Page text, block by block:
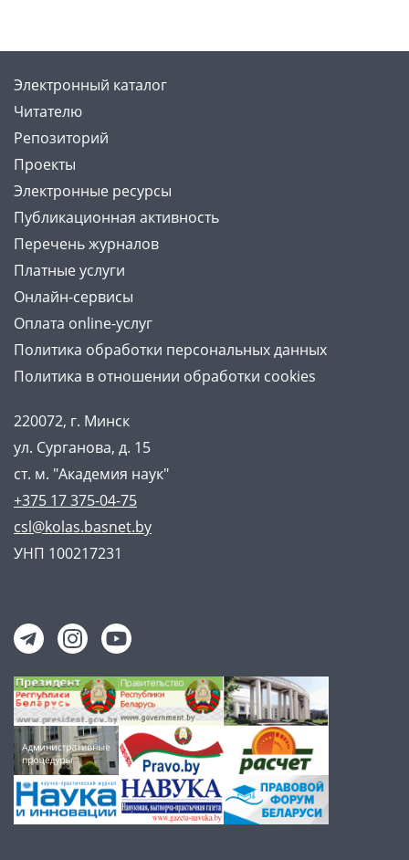
Электронный каталог
Читателю
Репозиторий
Проекты
Электронные ресурсы
Публикационная активность
Перечень журналов
Платные услуги
Онлайн-сервисы
Оплата online-услуг
Политика обработки персональных данных
Политика в отношении обработки cookies
220072, г. Минск
ул. Сурганова, д. 15
ст. м. "Академия наук"
+375 17 375-04-75
csl@kolas.basnet.by
УНП 100217231